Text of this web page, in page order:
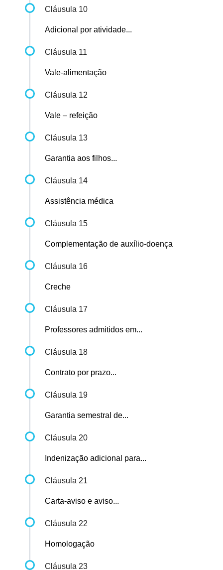
Cláusula 10
Adicional por atividade...
Cláusula 11
Vale-alimentação
Cláusula 12
Vale – refeição
Cláusula 13
Garantia aos filhos...
Cláusula 14
Assistência médica
Cláusula 15
Complementação de auxílio-doença
Cláusula 16
Creche
Cláusula 17
Professores admitidos em...
Cláusula 18
Contrato por prazo...
Cláusula 19
Garantia semestral de...
Cláusula 20
Indenização adicional para...
Cláusula 21
Carta-aviso e aviso...
Cláusula 22
Homologação
Cláusula 23